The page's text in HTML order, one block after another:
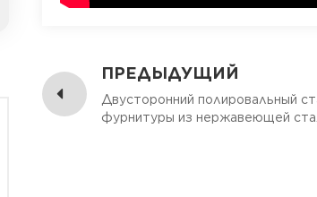
ПРЕДЫДУЩИЙ
Двусторонний полировальный
фурнитуры из нержавеющей